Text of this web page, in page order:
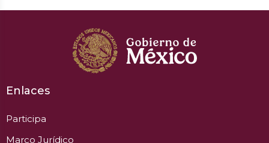
Enlaces
Participa
Marco Jurídico